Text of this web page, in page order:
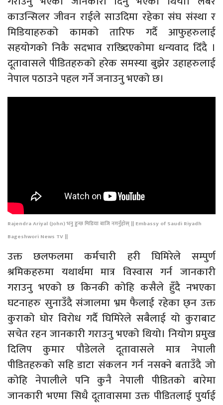
काउन्सिलर जीवन राईले साउदिमा रहेका संघ संस्था र
मिडियाहरुको कामको तारिफ गर्दै आफुहरुलाई
सहयोगको निकै सदभाव राख्दिएकोमा धन्यवाद दिँदै ।
दूतावासले पीडितहरुको हरेक समस्या बुझेर उहाहरुलाई
नेपाल पठाउने पहल गर्ने जनाउनु भएको छ।
Rajendra Ariyal (John) भनु हुन्छ मिडिया बाजि नगर्नुहोस् || Embassy of Saudi Riyadh
Bageshwori News TV ||
उक्त छलफलमा कर्मचारी हरी घिमिरेले सम्पुर्ण
श्रमिकहरुमा यथार्थमा मात्र विस्वास गर्न जानकारी
गराउनु भएको छ किनकी कोहि कसैले हुँदै नभएका
घटनाहरु सुनाउँदै संजालमा भ्रम फैलाई रहेका छ्न उक्त
कुराको घोर विरोध गर्दै घिमिरेले सबैलाई यो कुराबाट
सचेत रहन जानकारी गराउनु भएको थियो। नियोग प्रमुख
दिलिप कुमार पौडेलले दूतावासले मात्र नेपाली
पीडितहरुको सहि डाटा संकलन गर्न नसक्ने बताउँदै जो
कोहि नेपालीले पनि कुनै नेपाली पीडितको बारेमा
जानकारी भएमा सिधै दूतावासमा उक्त पीडितलाई पुर्याई